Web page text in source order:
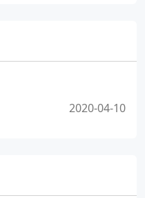
2020-04-10